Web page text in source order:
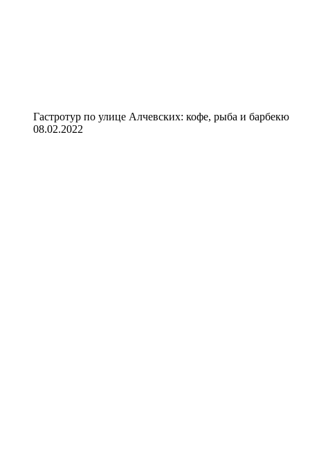
Гастротур по улице Алчевских: кофе, рыба и барбекю
08.02.2022